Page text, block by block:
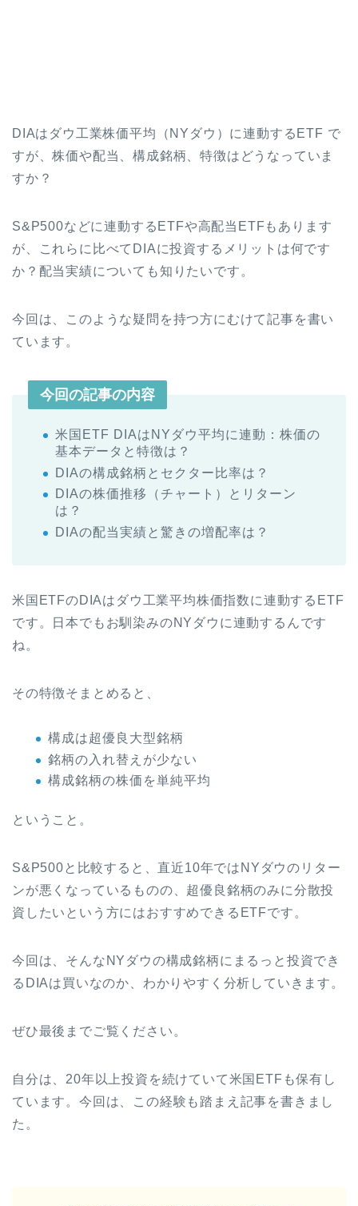
DIAはダウ工業株価平均（NYダウ）に連動するETF で
すが、株価や配当、構成銘柄、特徴はどうなっていま
すか？
S&P500などに連動するETFや高配当ETFもあります
が、これらに比べてDIAに投資するメリットは何です
か？配当実績についても知りたいです。
今回は、このような疑問を持つ方にむけて記事を書い
ています。
今回の記事の内容
米国ETF DIAはNYダウ平均に連動：株価の
基本データと特徴は？
DIAの構成銘柄とセクター比率は？
DIAの株価推移（チャート）とリターン
は？
DIAの配当実績と驚きの増配率は？
米国ETFのDIAはダウ工業平均株価指数に連動するETF
です。日本でもお馴染みのNYダウに連動するんです
ね。
その特徴そまとめると、
構成は超優良大型銘柄
銘柄の入れ替えが少ない
構成銘柄の株価を単純平均
ということ。
S&P500と比較すると、直近10年ではNYダウのリター
ンが悪くなっているものの、超優良銘柄のみに分散投
資したいという方にはおすすめできるETFです。
今回は、そんなNYダウの構成銘柄にまるっと投資でき
るDIAは買いなのか、わかりやすく分析していきます。
ぜひ最後までご覧ください。
自分は、20年以上投資を続けていて米国ETFも保有し
ています。今回は、この経験も踏まえ記事を書きまし
た。